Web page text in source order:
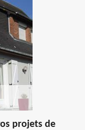
projets de